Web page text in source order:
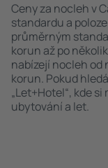
Ceny za nocleh v
standardu a
průměrným
korun až po
nabízejí nocleh od
korun. Pokud
„Let+Hotel“, kde
ubytování a let.